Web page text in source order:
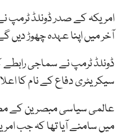
آخر میں اپنا عہدہ چھوڑ دیں
ڈونلڈ ٹرمپ نے سماجی رابطے
سیکریٹری دفاع کے نام کا
عالمی سیاسی مبصرین کے